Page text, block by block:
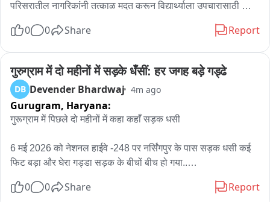
परिसरातील नागरिकांनी तत्काळ मदत करून विद्यार्थ्याला उपचारासाठी
नागरिकांमध्ये तीव्र नाराजी व्यक्त होत असून, तातडीनेदुरुस्ती करण्याची
0 0 Share Report
गुरुग्राम में दो महीनों में सड़के धँसीं: हर जगह बड़े गड्ढे
DB Devender Bhardwaj 4m ago
Gurugram, Haryana:
गुरूग्राम में पिछले दो महीनों में कहा कहाँ सड़क धसी
6 मई 2026 को नेशनल हाईवे -248 पर नर्सिंगपुर के पास सड़क धसी कई
फिट बड़ा और घेरा गड्डा सड़क के बीचों बीच हो गया..
5 जुलाई को पालम विहार में निगम द्वारा बनाया गया हार्वेस्टिंग सिस्टम ही पानी
0 0 Share Report